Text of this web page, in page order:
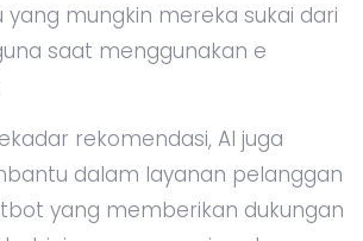
yang mungkin mereka sukai dari
saat menggunakan e
rekomendasi, AI juga
dalam layanan pelanggan
yang memberikan dukungan